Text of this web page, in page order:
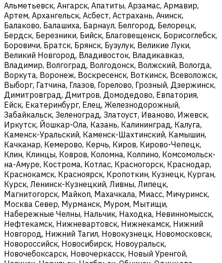
Альметьевск, Ангарск, Апатиты, Арзамас, Армавир,
Артем, Архангельск, Асбест, Астрахань, Ачинск,
Балаково, Балашиха, Барнаул, Белгород, Белорецк,
Бердск, Березники, Бийск, Благовещенск, Борисоглебск,
Боровичи, Братск, Брянск, Бузулук, Великие Луки,
Великий Новгород, Владивосток, Владикавказ,
Владимир, Волгоград, Волгодонск, Волжский, Вологда,
Воркута, Воронеж, Воскресенск, Воткинск, Всеволожск,
Выборг, Гатчина, Глазов, Горелово, Грозный, Дзержинск,
Димитровград, Дмитров, Домодедово, Евпатория,
Ейск, Екатеринбург, Елец, Железнодорожный,
Забайкальск, Зеленоград, Златоуст, Иваново, Ижевск,
Иркутск, Йошкар-Ола, Казань, Калининград, Калуга,
Каменск-Уральский, Каменск-Шахтинский, Камышин,
Качканар, Кемерово, Керчь, Киров, Кирово-Чепецк,
Клин, Клинцы, Ковров, Коломна, Колпино, Комсомольск-
на-Амуре, Кострома, Котлас, Красногорск, Краснодар,
Краснокамск, Красноярск, Кропоткин, Кузнецк, Курган,
Курск, Ленинск-Кузнецкий, Ливны, Липецк,
Магнитогорск, Майкоп, Махачкала, Миасс, Мичуринск,
Москва Север, Мурманск, Муром, Мытищи,
Набережные Челны, Нальчик, Находка, Невинномысск,
Нефтекамск, Нижневартовск, Нижнекамск, Нижний
Новгород, Нижний Тагил, Новокузнецк, Новомосковск,
Новороссийск, Новосибирск, Новоуральск,
Новочебоксарск, Новочеркасск, Новый Уренгой,